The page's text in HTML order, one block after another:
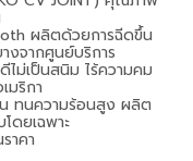
ผลิตด้วยการฉีดขึ้น
งจากศูนย์บริการ
ม่เป็นสนิม ไร้ความคม
มริกา
น ทนความร้อนสูง ผลิต
ดยเฉพาะ
าคา